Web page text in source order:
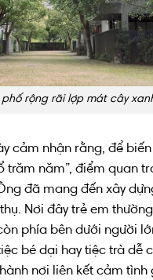
phố rộng rãi lợp mát cây
cảm nhận rằng, để
trăm năm”, điểm quan
đã mang đến xây
Nơi đây trẻ em
phía bên dưới người
bé dại haytiệc trà dễ
nơi liên kết cảm tình